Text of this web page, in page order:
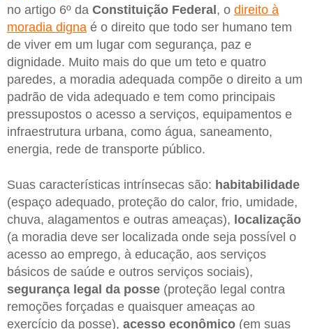
no artigo 6º da Constituição Federal, o direito à
moradia digna é o direito que todo ser humano tem
de viver em um lugar com segurança, paz e
dignidade. Muito mais do que um teto e quatro
paredes, a moradia adequada compõe o direito a um
padrão de vida adequado e tem como principais
pressupostos o acesso a serviços, equipamentos e
infraestrutura urbana, como água, saneamento,
energia, rede de transporte público.
Suas características intrínsecas são: habitabilidade
(espaço adequado, proteção do calor, frio, umidade,
chuva, alagamentos e outras ameaças), localização
(a moradia deve ser localizada onde seja possível o
acesso ao emprego, à educação, aos serviços
básicos de saúde e outros serviços sociais),
segurança legal da posse (proteção legal contra
remoções forçadas e quaisquer ameaças ao
exercício da posse), acesso econômico (em suas